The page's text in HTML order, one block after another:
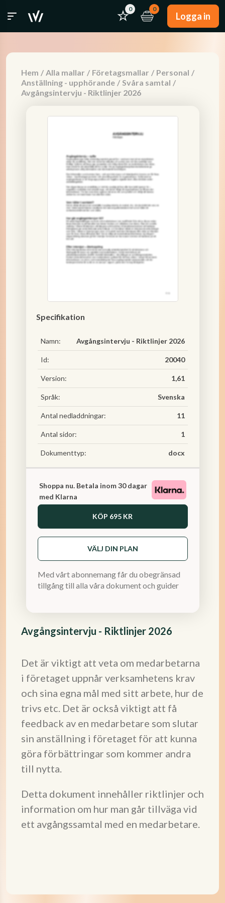
0 0
Logga in
Hem / Alla mallar / Företagsmallar / Personal /
Anställning - upphörande / Svåra samtal /
Avgångsintervju - Riktlinjer 2026
Avgångsintervju - Riktlinjer 2026
Det är viktigt att veta om medarbetarna
i företaget uppnår verksamhetens krav
och sina egna mål med sitt arbete, hur de
trivs etc. Det är också viktigt att få
feedback av en medarbetare som slutar
sin anställning i företaget för att kunna
göra förbättringar som kommer andra
till nytta.
Detta dokument innehåller riktlinjer och
information om hur man går tillväga vid
ett avgångssamtal med en medarbetare.
Specifikation
Namn: Avgångsintervju - Riktlinjer 2026
Id: 20040
Version: 1,61
Språk: Svenska
Antal nedladdningar: 11
Antal sidor: 1
Dokumenttyp: docx
Shoppa nu. Betala inom 30 dagar
med Klarna
KÖP 695 KR
VÄLJ DIN PLAN
Med vårt abonnemang får du obegränsad
tillgång till alla våra dokument och guider